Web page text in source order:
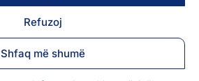
Refuzoj
Shfaq më shumë